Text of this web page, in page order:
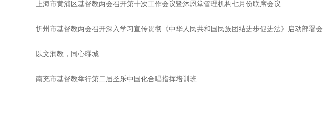
上海市黄浦区基督教两会召开第十次工作会议暨沐恩堂管理机构七月份联席会议
忻州市基督教两会召开深入学习宣传贯彻《中华人民共和国民族团结进步促进法》启动部署会
以文润教，同心疁城
南充市基督教举行第二届圣乐中国化合唱指挥培训班